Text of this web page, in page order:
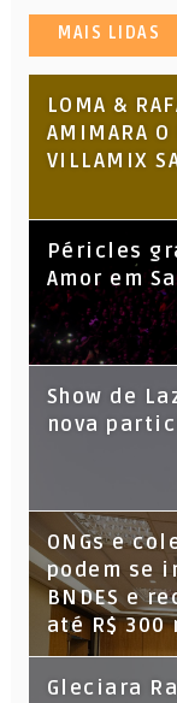
MAIS LIDAS
LOMA &
AMIMARA O
VILLAMIX
Péricles
Amor em
Show de
nova
ONGs e
podem se
BNDES e
até R$ 300
Gleciara